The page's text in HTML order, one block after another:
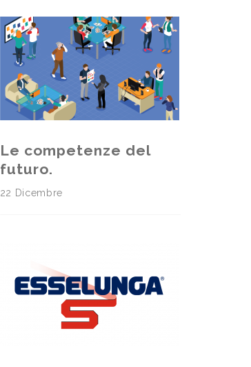
Le competenze del
futuro.
22 Dicembre